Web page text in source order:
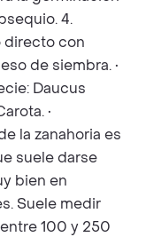
4.
directo con
de siembra. •
Daucus
•
la zanahoria es
suele darse
bien en
Suele medir
100 y 250